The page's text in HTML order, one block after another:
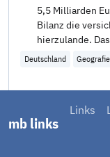
mb links
Links
5,5 Milliarden
Bilanz die
hierzulande.
hoch, so die
Deutschland Geografie
Berlin und